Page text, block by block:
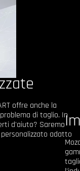
offre anche la
di taglio. In
d'aiuto? Saremo
adatto